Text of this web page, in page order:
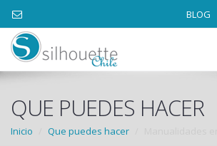
BLOG
QUE PUEDES HACER
Inicio Que puedes hacer